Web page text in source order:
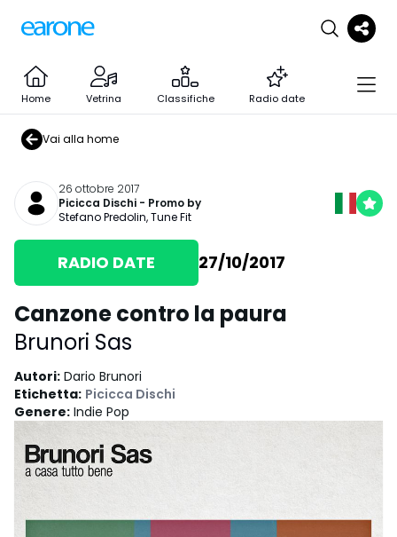
Home Vetrina Classifiche Radio date
Vai alla home
26 ottobre 2017
Picicca Dischi - Promo by
Stefano Predolin,Tune Fit
RADIO DATE 27/10/2017
Canzone contro la paura
Brunori Sas
Autori: Dario Brunori
Etichetta: Picicca Dischi
Genere: Indie Pop